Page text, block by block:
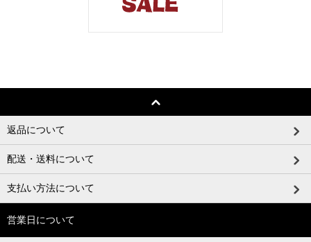
返品について
配送・送料について
支払い方法について
営業日について